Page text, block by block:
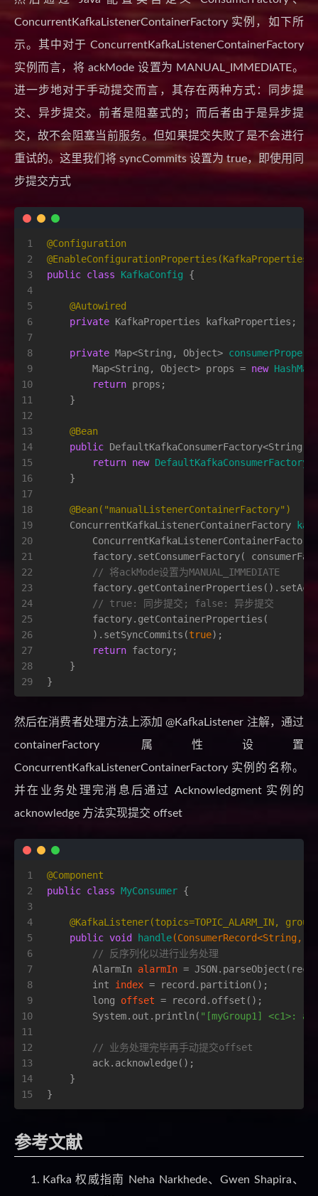
ConcurrentKafkaListenerContainerFactory 实例，如下所
示。其中对于 ConcurrentKafkaListenerContainerFactory
实例而言，将 ackMode 设置为 MANUAL_IMMEDIATE。
进一步地对于手动提交而言，其存在两种方式：同步提
交、异步提交。前者是阻塞式的；而后者由于是异步提
交，故不会阻塞当前服务。但如果提交失败了是不会进行
重试的。这里我们将 syncCommits 设置为 true，即使用同
步提交方式
1
2
3
4
5
6
7
8
9
10
11
12
13
14
15
16
17
18
19
20
21
22
23
24
25
26
27
28
29
@Configuration
public class KafkaConfig {
@Autowired
private KafkaProperties kafkaProperties;
private Map<String, Object>
        Map<String, Object> props =
new HashMap
return props;
    }
@Bean
public
return new DefaultKafkaConsumerFactory
    }
@Bean("manualListenerContainerFactory")
    ConcurrentKafkaListenerContainerFactory
ConcurrentKafkaListenerContainerFactory
factory.setConsumerFactory(
// 将ackMode设置为MANUAL_IMMEDIATE
// true: 同步提交; false: 异步提交
        factory.getContainerProperties(
        ).setSyncCommits(
true);
return factory;
    }
}
然后在消费者处理方法上添加 @KafkaListener 注解，通过
containerFactory 属性设置
ConcurrentKafkaListenerContainerFactory 实例的名称。
并在业务处理完消息后通过 Acknowledgment 实例的
acknowledge 方法实现提交 offset
1
2
3
4
5
6
7
8
9
10
11
12
13
14
15
@Component
public class MyConsumer {
@KafkaListener(topics=TOPIC_ALARM_IN,
public void handle(ConsumerRecord<String,
// 反序列化以进行业务处理
AlarmIn
alarmIn =
int
index = record.partition();
long
offset = record.offset();
        System.out.println(
"[myGroup1] <c1>:
// 业务处理完毕再手动提交offset
        ack.acknowledge();
    }
}
参考文献
Kafka 权威指南 Neha Narkhede、Gwen Shapira、